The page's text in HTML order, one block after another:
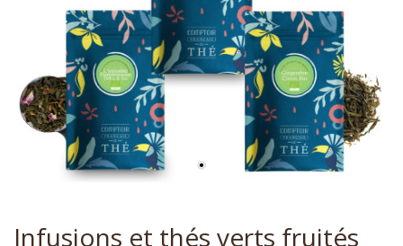
Infusions et thés verts fruités